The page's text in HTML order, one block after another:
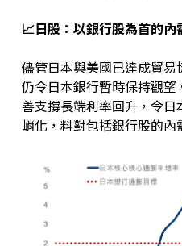
📈日股：以銀行股為首的
儘管日本與美國已達成貿
仍令日本銀行暫時保持觀
善支撐長端利率回升，令
峭化，料對包括銀行股的內